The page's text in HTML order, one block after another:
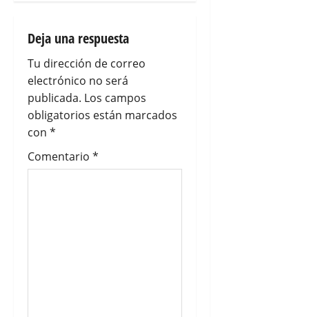
n
d
e
e
n
Deja una respuesta
Tu dirección de correo
electrónico no será
publicada. Los campos
obligatorios están marcados
con *
Comentario *